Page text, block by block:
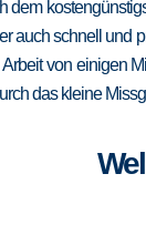
auch schnell und
von einigen
das kleine